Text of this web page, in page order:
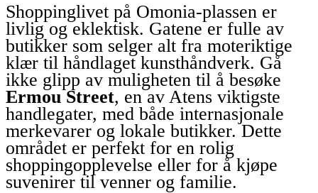
Shoppinglivet på Omonia-plassen er
livlig og eklektisk. Gatene er fulle av
butikker som selger alt fra moteriktige
klær til håndlaget kunsthåndverk. Gå
ikke glipp av muligheten til å besøke
Ermou Street, en av Atens viktigste
handlegater, med både internasjonale
merkevarer og lokale butikker. Dette
området er perfekt for en rolig
shoppingopplevelse eller for å kjøpe
suvenirer til venner og familie.